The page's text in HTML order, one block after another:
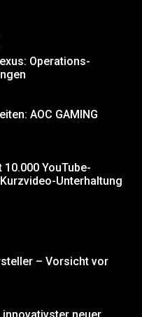
Operations-
AOC GAMING
YouTube-
Unterhaltung
– Vorsicht vor